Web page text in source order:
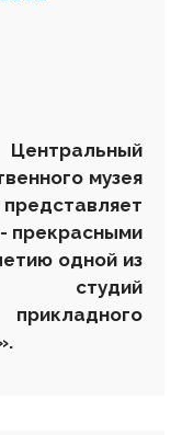
музея
прекрасными
одной из
студий